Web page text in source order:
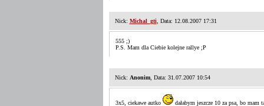
Nick: Michal_gti, Data: 12.08.2007 17:31
555 ;)
P.S. Mam dla Ciebie kolejne rallye ;P
Nick: Anonim, Data: 31.07.2007 10:54
3x5, ciekawe autko dałabym jeszcze 10 za psa, bo mam